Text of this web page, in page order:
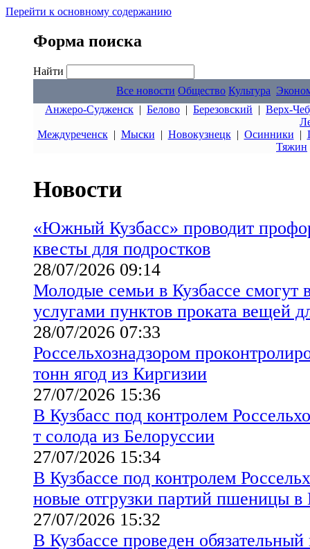
Перейти к основному содержанию
Форма поиска
Найти
Все новости Общество Культура
Анжеро-Судженск | Белово | Березовский | Верх-
Междуреченск| Мыски | Новокузнецк| Осинники |
Тяжин
Новости
«Южный Кузбасс» проводит
квесты для подростков
28/07/2026 09:14
Молодые семьи в Кузбассе смогут
услугами пунктов проката вещей
28/07/2026 07:33
Россельхознадзором
тонн ягод из Киргизии
27/07/2026 15:36
В Кузбасс под контролем
т солода из Белоруссии
27/07/2026 15:34
В Кузбассе под контролем
новые отгрузки партий пшеницы в
27/07/2026 15:32
В Кузбассе проведен